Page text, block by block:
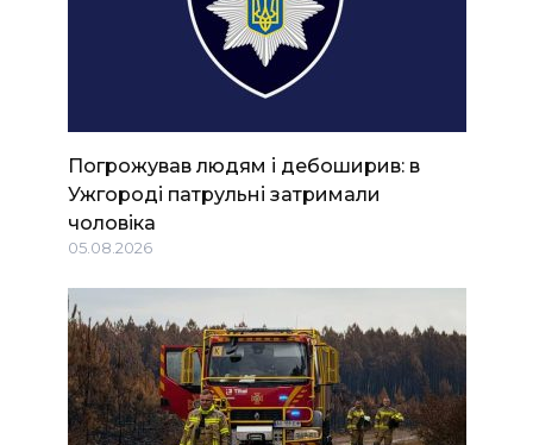
Погрожував людям і дебоширив: в
Ужгороді патрульні затримали
чоловіка
05.08.2026